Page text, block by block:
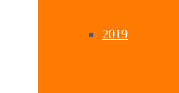
2019